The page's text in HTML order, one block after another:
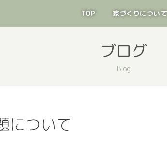
TOP 家づくりについて
ブログ
Blog
について